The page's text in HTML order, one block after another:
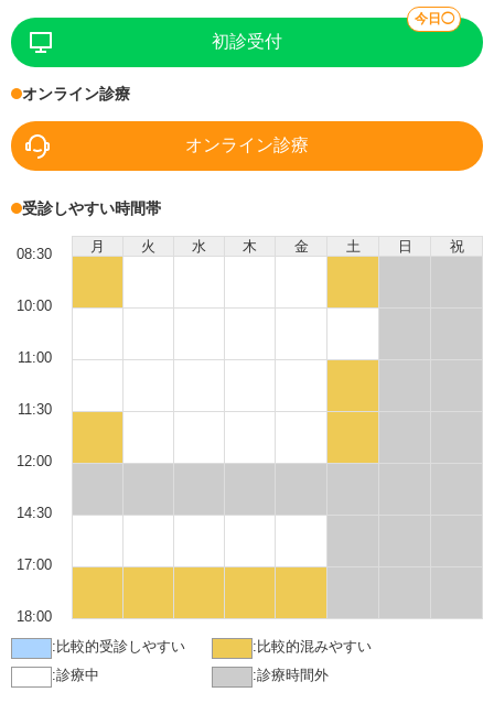
初診受付
今日◯
オンライン診療
オンライン診療
受診しやすい時間帯
月 火 水 木 金 土 日 祝
08:30
10:00
11:00
11:30
12:00
14:30
17:00
18:00
: 比較的受診しやすい : 比較的混みやすい
:診療中 :診療時間外